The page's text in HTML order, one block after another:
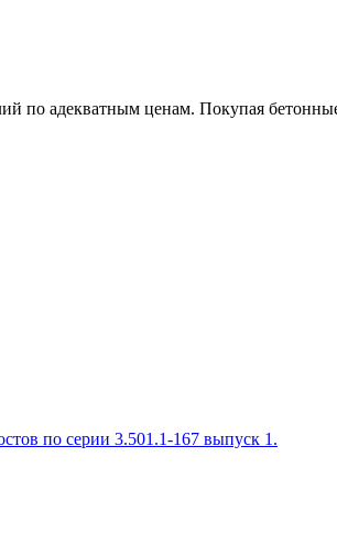
по адекватным ценам. Покупая
по серии 3.501.1-167 выпуск 1.